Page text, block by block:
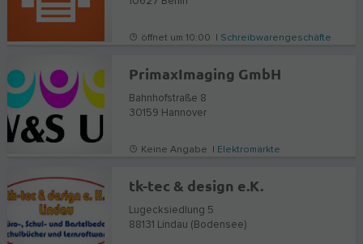
öffnet um 10:00 | Schreibwarengeschäfte
PrimaxImaging GmbH
Bahnhofstraße 8
30159 Hannover
Keine Angabe | Elektromärkte
tk-tec & design e.K.
Lugecksiedlung 5
88131
Lindau (Bodensee)